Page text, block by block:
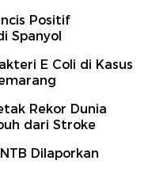
Positif
Spanyol
E Coli di Kasus
Rekor Dunia
dari Stroke
Dilaporkan